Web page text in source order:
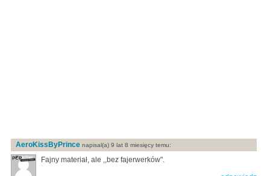
AeroKissByPrince napisal(a) 9 lat 8 miesięcy temu:
Fajny materiał, ale ,,bez fajerwerków".